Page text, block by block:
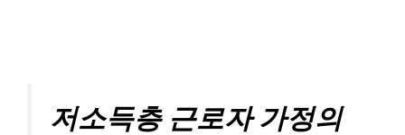
저소득층 근로자 가정의